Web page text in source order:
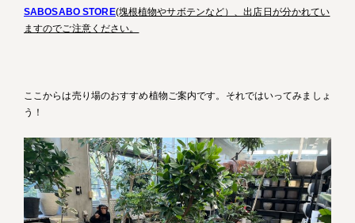
SABOSABO STORE(塊根植物やサボテンなど）、出店日が分かれてい
ますのでご注意ください。
ここからは売り場のおすすめ植物ご案内です。それではいってみましょ
う！